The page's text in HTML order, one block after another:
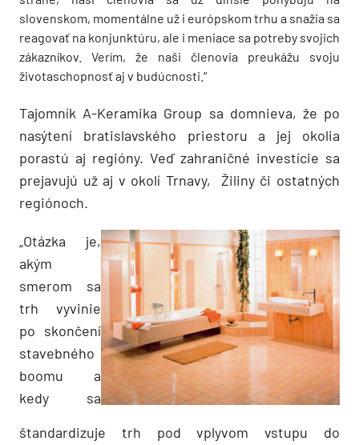
slovenskom, momentálne už i európskom trhu a snažia sa
reagovať na konjunktúru, ale i meniace sa potreby svojich
zákazníkov. Verím, že naši členovia preukážu svoju
životaschopnosť aj v budúcnosti.“
Tajomník A-Keramika Group sa domnieva, že po
nasýtení bratislavského priestoru a jej okolia
porastú aj regióny. Veď zahraničné investície sa
prejavujú už aj v okolí Trnavy, Žiliny či ostatných
regiónoch.
„Otázka je,
akým
smerom sa
trh vyvinie
po skončení
stavebného
boomu a
kedy sa
štandardizuje trh pod vplyvom vstupu do